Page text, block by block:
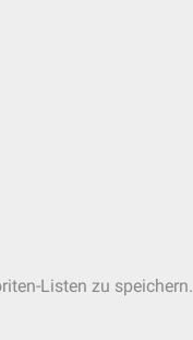
Listen zu speichern.